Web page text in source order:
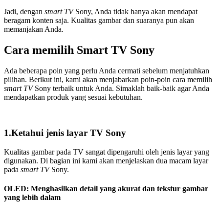
Jadi, dengan smart TVSony, Anda tidak hanya akan mendapat
beragam konten saja. Kualitas gambar dan suaranya pun akan
memanjakan Anda.
Cara memilih Smart TV Sony
Ada beberapa poin yang perlu Anda cermati sebelum menjatuhkan
pilihan. Berikut ini, kami akan menjabarkan poin-poin cara memilih
smart TVSony terbaik untuk Anda. Simaklah baik-baik agar Anda
mendapatkan produk yang sesuai kebutuhan.
1.Ketahui jenis layar TV Sony
Kualitas gambar pada TV sangat dipengaruhi oleh jenis layar yang
digunakan. Di bagian ini kami akan menjelaskan dua macam layar
pada smart TVSony.
OLED: Menghasilkan detail yang akurat dan tekstur gambar
yang lebih dalam